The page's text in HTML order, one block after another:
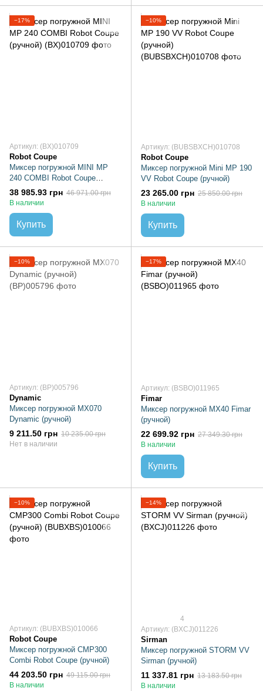
−17%
Артикул: (BX)010709
Robot Coupe
Миксер погружной MINI MP
240 COMBI Robot Coupe
(ручной)
38 985.93 грн 46 971.00 грн
В наличии
Купить
−10%
Артикул: (BUBSBXCH)010708
Robot Coupe
Миксер погружной Mini MP 190
VV Robot Coupe (ручной)
23 265.00 грн 25 850.00 грн
В наличии
Купить
−10%
Артикул: (BP)005796
Dynamic
Миксер погружной MX070
Dynamic (ручной)
9 211.50 грн 10 235.00 грн
Нет в наличии
−17%
Артикул: (BSBO)011965
Fimar
Миксер погружной MX40 Fimar
(ручной)
22 699.92 грн 27 349.30 грн
В наличии
Купить
−10%
Артикул: (BUBXBS)010066
Robot Coupe
Миксер погружной CMP300
Combi Robot Coupe (ручной)
44 203.50 грн 49 115.00 грн
В наличии
−14%
4
Артикул: (BXCJ)011226
Sirman
Миксер погружной STORM VV
Sirman (ручной)
11 337.81 грн 13 183.50 грн
В наличии